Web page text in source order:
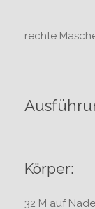
rechte
Körper:
32 M auf